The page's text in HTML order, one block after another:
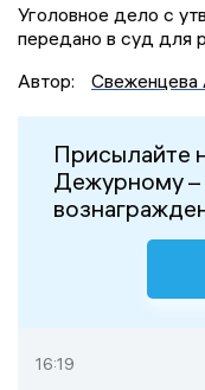
Уголовное дело с
передано в суд для
Автор:
Свеженцева
Присылайте
Дежурному –
16:19